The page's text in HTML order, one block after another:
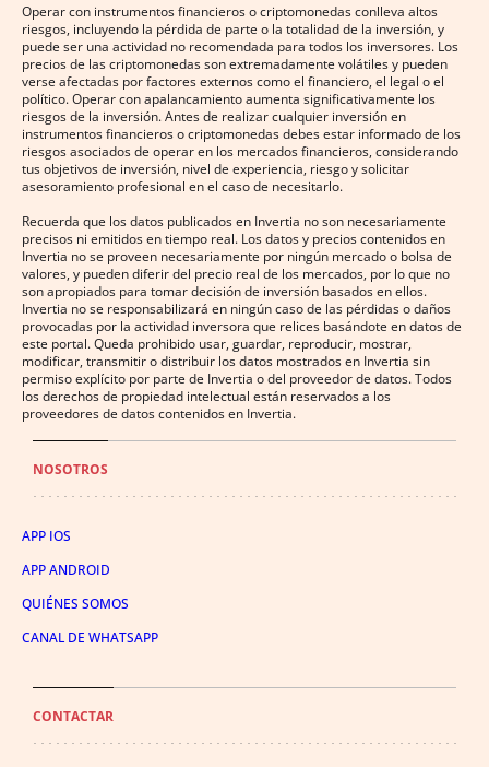
Operar con instrumentos financieros o criptomonedas conlleva altos
riesgos, incluyendo la pérdida de parte o la totalidad de la inversión, y
puede ser una actividad no recomendada para todos los inversores. Los
precios de las criptomonedas son extremadamente volátiles y pueden
verse afectadas por factores externos como el financiero, el legal o el
político. Operar con apalancamiento aumenta significativamente los
riesgos de la inversión. Antes de realizar cualquier inversión en
instrumentos financieros o criptomonedas debes estar informado de los
riesgos asociados de operar en los mercados financieros, considerando
tus objetivos de inversión, nivel de experiencia, riesgo y solicitar
asesoramiento profesional en el caso de necesitarlo.
Recuerda que los datos publicados en Invertia no son necesariamente
precisos ni emitidos en tiempo real. Los datos y precios contenidos en
Invertia no se proveen necesariamente por ningún mercado o bolsa de
valores, y pueden diferir del precio real de los mercados, por lo que no
son apropiados para tomar decisión de inversión basados en ellos.
Invertia no se responsabilizará en ningún caso de las pérdidas o daños
provocadas por la actividad inversora que relices basándote en datos de
este portal. Queda prohibido usar, guardar, reproducir, mostrar,
modificar, transmitir o distribuir los datos mostrados en Invertia sin
permiso explícito por parte de Invertia o del proveedor de datos. Todos
los derechos de propiedad intelectual están reservados a los
proveedores de datos contenidos en Invertia.
NOSOTROS
APP IOS
APP ANDROID
QUIÉNES SOMOS
CANAL DE WHATSAPP
CONTACTAR